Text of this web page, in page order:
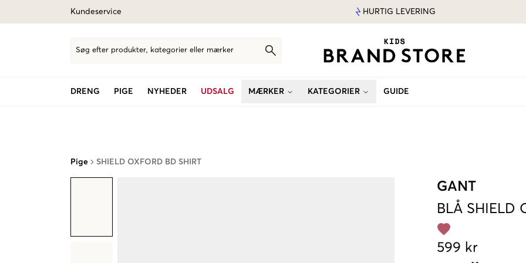
Kundeservice HURTIG LEVERING
Søg efter produkter, kategorier eller mærker
DRENG PIGE NYHEDER UDSALG MÆRKER KATEGORIER GUIDE
Pige SHIELD OXFORD BD SHIRT
GANT
BLÅ SHIELD
599 kr